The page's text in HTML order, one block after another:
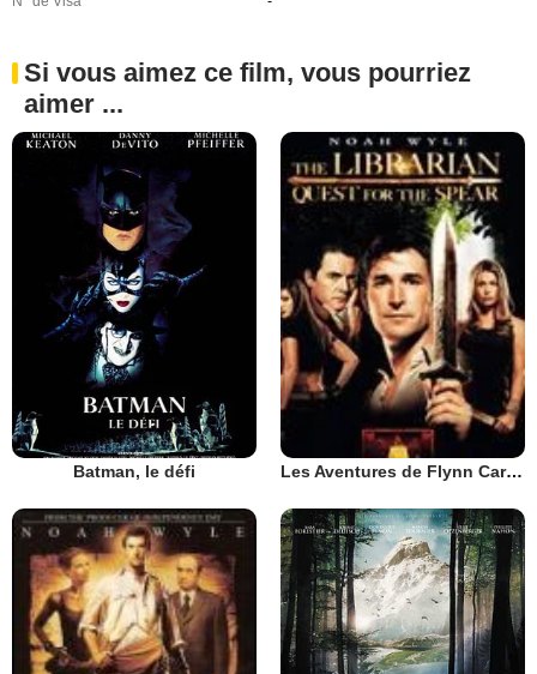
Si vous aimez ce film, vous pourriez
aimer ...
Batman, le défi Les Aventures de Flynn Carson : le mystère de la lance sacrée